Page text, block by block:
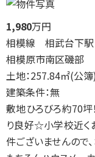
1,980万円
相模線 相武台下駅
相模原市南区磯部
土地：257.84㎡(公
建築条件：無
敷地ひろびろ約70坪
り良好☆小学校近く
件ございませんので